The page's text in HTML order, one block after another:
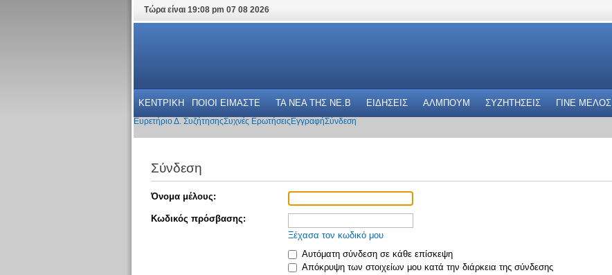
Τώρα είναι 19:08 pm 07 08 2026
ΚΕΝΤΡΙΚΗ ΠΟΙΟΙ ΕΙΜΑΣΤΕ ΤΑ ΝΕΑ THΣ NE.B ΕΙΔΗΣΕΙΣ ΑΛΜΠΟΥΜ ΣΥΖΗΤΗΣΕΙΣ ΓΙΝΕ ΜΕΛΟΣ
Ευρετήριο Δ. ΣυζήτησηςΣυχνές Ερωτήσεις ΕγγραφήΣύνδεση
Σύνδεση
Όνομα μέλους:
Κωδικός πρόσβασης:
Ξέχασα τον κωδικό μου
Αυτόματη σύνδεση σε κάθε επίσκεψη
Απόκρυψη των στοιχείων μου κατά την διάρκεια της σύνδεσης